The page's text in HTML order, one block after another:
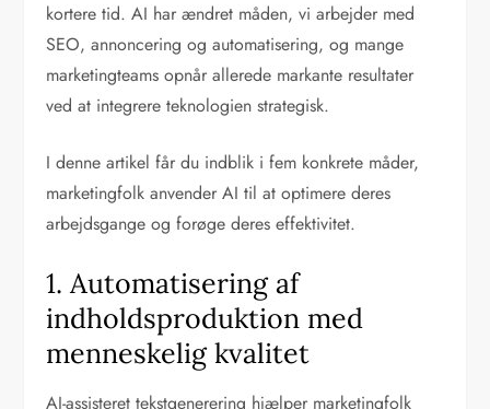
kortere tid. AI har ændret måden, vi arbejder med
SEO, annoncering og automatisering, og mange
marketingteams opnår allerede markante resultater
ved at integrere teknologien strategisk.
I denne artikel får du indblik i fem konkrete måder,
marketingfolk anvender AI til at optimere deres
arbejdsgange og forøge deres effektivitet.
1. Automatisering af
indholdsproduktion med
menneskelig kvalitet
AI-assisteret tekstgenerering hjælper marketingfolk